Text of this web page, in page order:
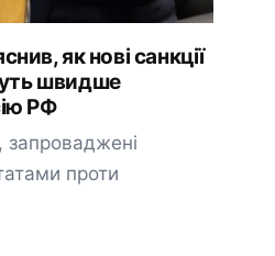
як нові санкції
швидше
РФ
проти